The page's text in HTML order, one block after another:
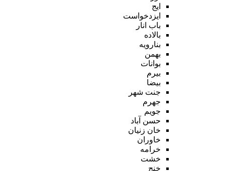
ایج
ایزدخواست
باب انار
بالاده
بنارویه
بهمن
بوانات
بیرم
بیضا
جنت شهر
جهرم
جویم
حسن آباد
خان زنیان
خاوران
خرامه
خشت
خنج